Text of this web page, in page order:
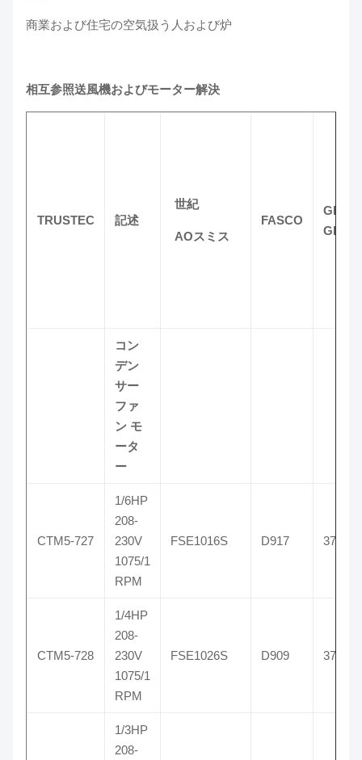
商業および住宅の空気扱う人および炉
相互参照送風機およびモーター解決
TRUSTEC 記述
世紀
AOスミス
FASCO
GE
コン
デン
サー
ファ
ン モ
ータ
ー
CTM5-727
1/6HP
208-
230V
1075/1
RPM
FSE1016S D917 3727
CTM5-728
1/4HP
208-
230V
1075/1
RPM
FSE1026S D909 3728
1/3HP
208-